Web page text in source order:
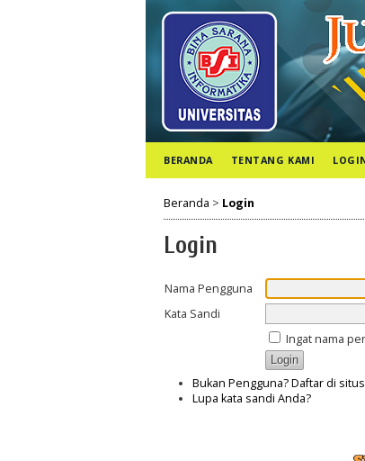
BERANDA TENTANG KAMI
Beranda > Login
Login
Nama Pengguna
Kata Sandi
Ingat nama
Bukan Pengguna? Daftar di
Lupa kata sandi Anda?